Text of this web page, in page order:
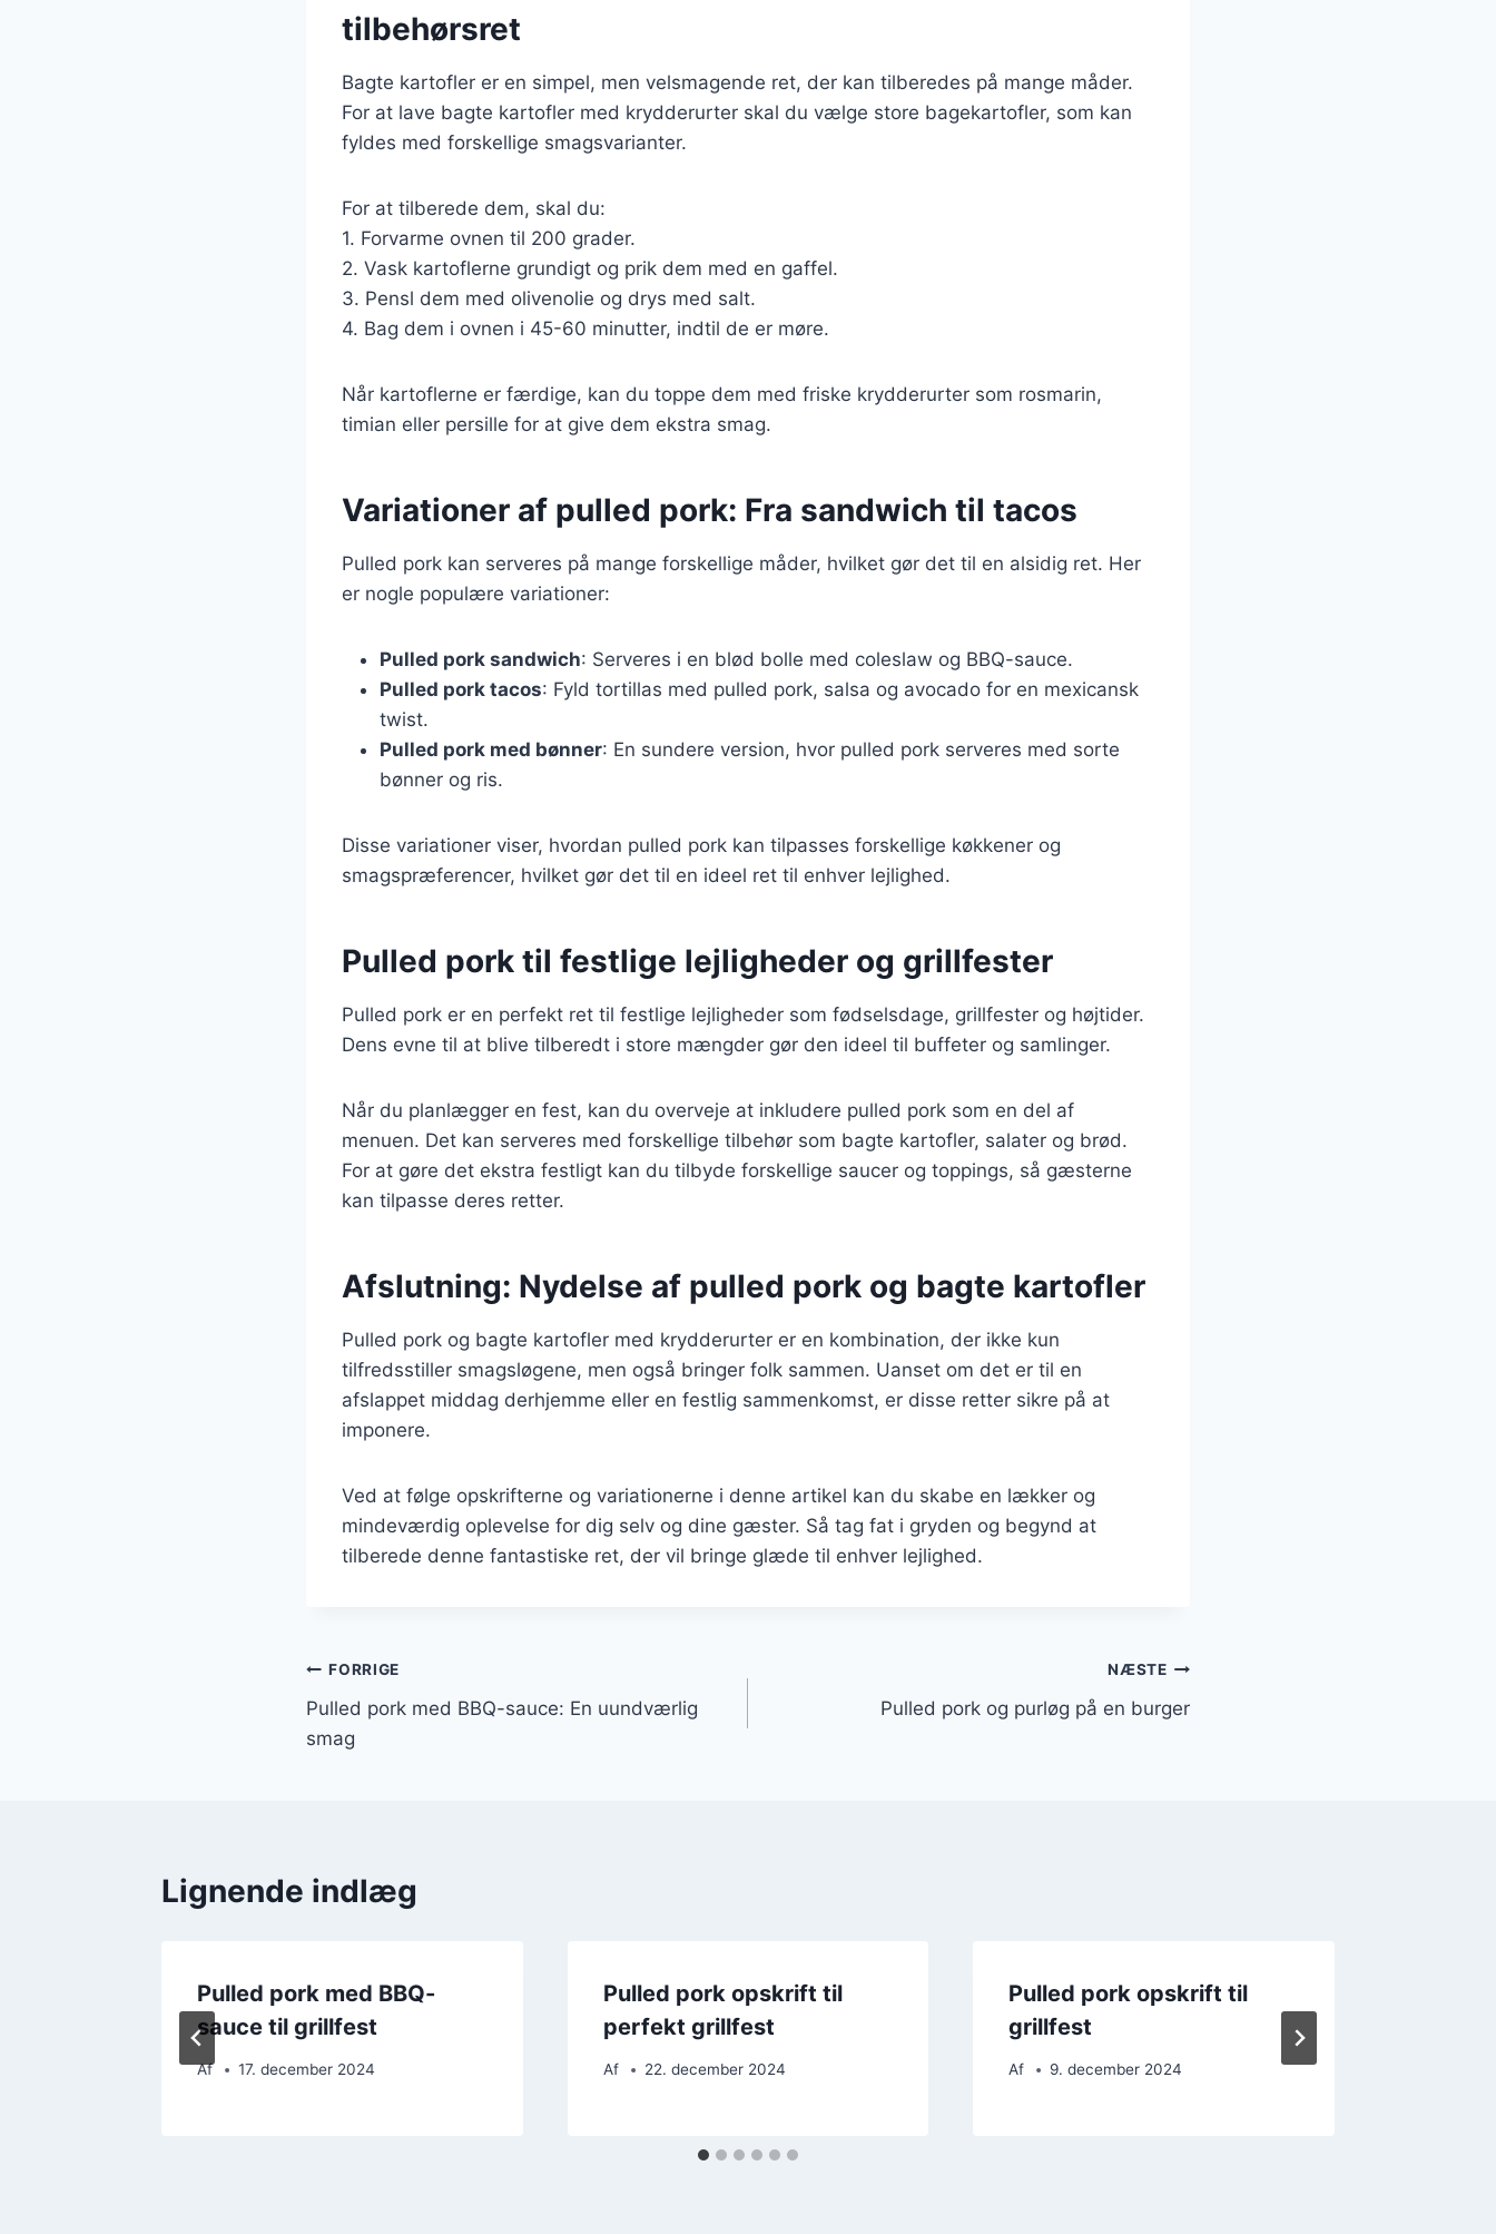
tilbehørsret
Bagte kartofler er en simpel, men velsmagende ret, der kan tilberedes på mange måder.
For at lave bagte kartofler med krydderurter skal du vælge store bagekartofler, som kan
fyldes med forskellige smagsvarianter.
For at tilberede dem, skal du:
1. Forvarme ovnen til 200 grader.
2. Vask kartoflerne grundigt og prik dem med en gaffel.
3. Pensl dem med olivenolie og drys med salt.
4. Bag dem i ovnen i 45-60 minutter, indtil de er møre.
Når kartoflerne er færdige, kan du toppe dem med friske krydderurter som rosmarin,
timian eller persille for at give dem ekstra smag.
Variationer af pulled pork: Fra sandwich til tacos
Pulled pork kan serveres på mange forskellige måder, hvilket gør det til en alsidig ret. Her
er nogle populære variationer:
Pulled pork sandwich: Serveres i en blød bolle med coleslaw og BBQ-sauce.
Pulled pork tacos: Fyld tortillas med pulled pork, salsa og avocado for en mexicansk
twist.
Pulled pork med bønner: En sundere version, hvor pulled pork serveres med sorte
bønner og ris.
Disse variationer viser, hvordan pulled pork kan tilpasses forskellige køkkener og
smagspræferencer, hvilket gør det til en ideel ret til enhver lejlighed.
Pulled pork til festlige lejligheder og grillfester
Pulled pork er en perfekt ret til festlige lejligheder som fødselsdage, grillfester og højtider.
Dens evne til at blive tilberedt i store mængder gør den ideel til buffeter og samlinger.
Når du planlægger en fest, kan du overveje at inkludere pulled pork som en del af
menuen. Det kan serveres med forskellige tilbehør som bagte kartofler, salater og brød.
For at gøre det ekstra festligt kan du tilbyde forskellige saucer og toppings, så gæsterne
kan tilpasse deres retter.
Afslutning: Nydelse af pulled pork og bagte kartofler
Pulled pork og bagte kartofler med krydderurter er en kombination, der ikke kun
tilfredsstiller smagsløgene, men også bringer folk sammen. Uanset om det er til en
afslappet middag derhjemme eller en festlig sammenkomst, er disse retter sikre på at
imponere.
Ved at følge opskrifterne og variationerne i denne artikel kan du skabe en lækker og
mindeværdig oplevelse for dig selv og dine gæster. Så tag fat i gryden og begynd at
tilberede denne fantastiske ret, der vil bringe glæde til enhver lejlighed.
Indlægsnavigation
FORRIGE
Pulled pork med BBQ-sauce: En uundværlig
smag
NÆSTE
Pulled pork og purløg på en burger
Lignende indlæg
Pulled pork med BBQ-
sauce til grillfest
Af 17. december 2024
Pulled pork opskrift til
perfekt grillfest
Af 22. december 2024
Pulled pork opskrift til
grillfest
Af 9. december 2024